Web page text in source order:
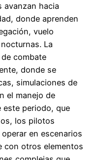
avanzan hacia
donde aprenden
vuelo
La
combate
donde se
simulaciones de
el manejo de
este periodo, que
los pilotos
en escenarios
con otros elementos